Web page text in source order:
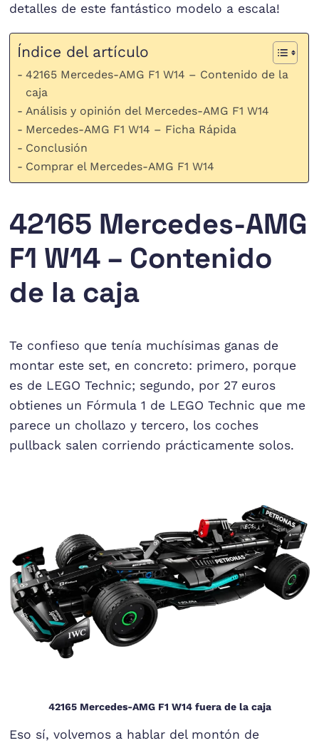
detalles de este fantástico modelo a escala!
Índice del artículo
42165 Mercedes-AMG F1 W14 – Contenido de la
caja
Análisis y opinión del Mercedes-AMG F1 W14
Mercedes-AMG F1 W14 – Ficha Rápida
Conclusión
Comprar el Mercedes-AMG F1 W14
42165 Mercedes-AMG
F1 W14 – Contenido
de la caja
Te confieso que tenía muchísimas ganas de
montar este set, en concreto: primero, porque
es de LEGO Technic; segundo, por 27 euros
obtienes un Fórmula 1 de LEGO Technic que me
parece un chollazo y tercero, los coches
pullback salen corriendo prácticamente solos.
42165 Mercedes-AMG F1 W14 fuera de la caja
Eso sí, volvemos a hablar del montón de